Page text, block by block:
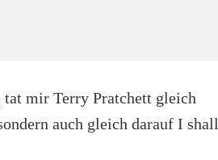
tat mir Terry Pratchett gleich
auch gleich darauf I shall